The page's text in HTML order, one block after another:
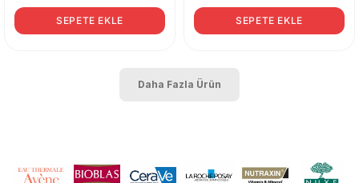
SEPETE EKLE SEPETE EKLE
Daha Fazla Ürün